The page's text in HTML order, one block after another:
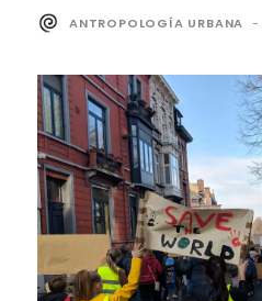
ANTROPOLOGÍA URBANA -